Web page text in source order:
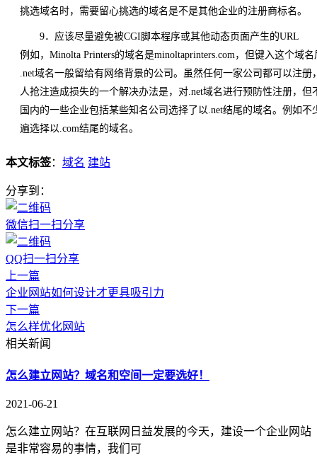
挑选域名时，需要留心挑选的域名是不是其他企业的注册商标名。
9．应该尽量避免被CGI脚本程序或其他动态页面产生的URL
例如，Minolta Printers的域名是minoltaprinters.com，但键入这个域
.net域名一般留给有网络背景的公司。虽然任何一家公司都可以注
人抢注造成损失的一个解决办法是，对.net域名进行预防性注册，但
国内的一些企业包括某些知名公司选择了以.net结尾的域名。例如
遍选择以.com结尾的域名。
本文标签： 域名 建站
分享到：
微信扫一扫分享
QQ扫一扫分享
上一篇
企业网站如何设计才更具吸引力
下一篇
怎么样优化网站
相关新闻
怎么建立网站？域名和空间一定要选好！
2021-06-21
怎么建立网站？在互联网日益发展的今天，建设一个企业网站
是非常容易的事情，我们可